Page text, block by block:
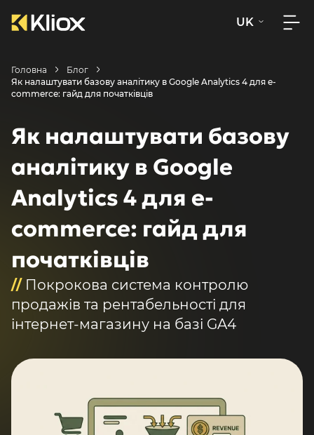
UK
Головна
Блог
Як налаштувати базову аналітику в Google Analytics 4 для e-
commerce: гайд для початківців
Як налаштувати базову
аналітику в Google
Analytics 4 для e-
commerce: гайд для
початківців
//Покрокова система контролю
продажів та рентабельності для
інтернет-магазину на базі GA4